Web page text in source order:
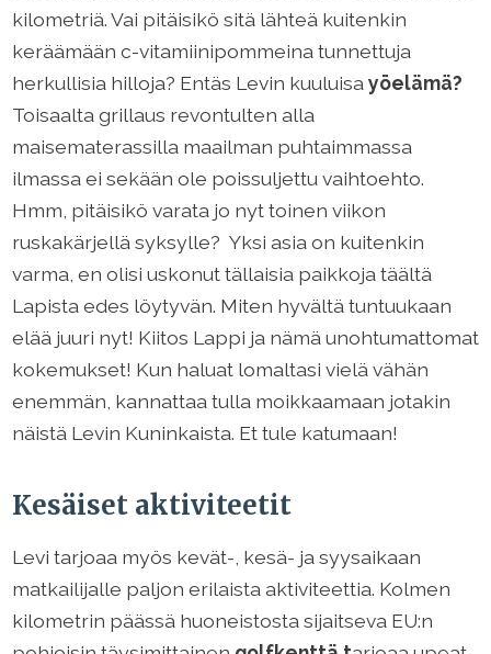
kilometriä. Vai pitäisikö sitä lähteä kuitenkin
keräämään c-vitamiinipommeina tunnettuja
herkullisia hilloja? Entäs Levin kuuluisayöelämä?
Toisaalta grillaus revontulten alla
maisematerassilla maailman puhtaimmassa
ilmassa ei sekään ole poissuljettu vaihtoehto.
Hmm, pitäisikö varata jo nyt toinen viikon
ruskakärjellä syksylle? Yksi asia on kuitenkin
varma, en olisi uskonut tällaisia paikkoja täältä
Lapista edes löytyvän. Miten hyvältä tuntuukaan
elää juuri nyt! Kiitos Lappi ja nämä unohtumattomat
kokemukset! Kun haluat lomaltasi vielä vähän
enemmän, kannattaa tulla moikkaamaan jotakin
näistä Levin Kuninkaista. Et tule katumaan!
Kesäiset aktiviteetit
Levi tarjoaa myös kevät-, kesä- ja syysaikaan
matkailijalle paljon erilaista aktiviteettia. Kolmen
kilometrin päässä huoneistosta sijaitseva EU:n